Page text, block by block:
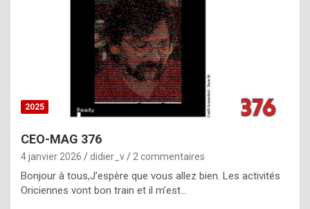
i
s
t
o
r
p
e
c
2025
CEO-MAG 376
4 janvier 2026 didier_v 2 commentaires
Bonjour à tous,J’espère que vous allez bien. Les activités
Oriciennes vont bon train et il m’est…